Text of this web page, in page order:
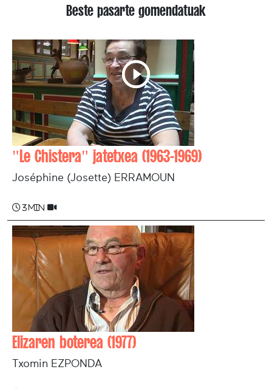
Beste pasarte gomendatuak
"Le Chistera" jatetxea (1963-1969)
Joséphine (Josette) ERRAMOUN
3 min
Elizaren boterea (1977)
Txomin EZPONDA